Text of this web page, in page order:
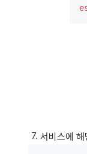
서비스에